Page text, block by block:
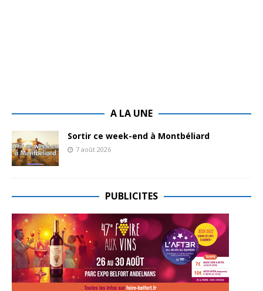
A LA UNE
Sortir ce week-end à Montbéliard
7 août 2026
PUBLICITES